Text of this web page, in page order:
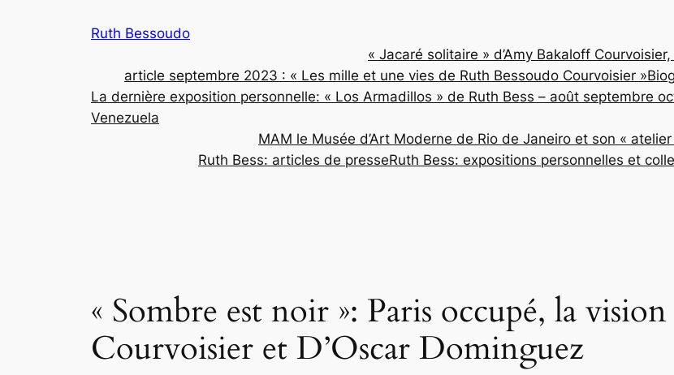
Ruth Bessoudo
« Jacaré solitaire » d’Amy Bakaloff
article septembre 2023 : « Les mille et une vies de Ruth Bessoudo Courvoisier »
La dernière exposition personnelle: « Los Armadillos » de Ruth Bess – août septembre
Venezuela
MAM le Musée d’Art Moderne de Rio de Janeiro et son «
Ruth Bess: articles de presseRuth Bess: expositions personnelles et
« Sombre est noir »: Paris occupé, la
Courvoisier et D’Oscar Dominguez